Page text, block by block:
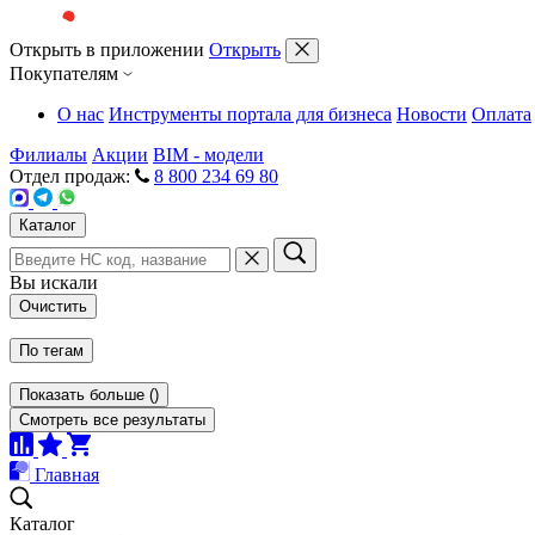
Открыть в приложении Открыть
Покупателям
О нас Инструменты портала для бизнеса Новости Оплата
Филиалы Акции BIM - модели
Отдел продаж:
8 800 234 69 80
Каталог
Вы искали
Очистить
По тегам
Показать больше ()
Смотреть все результаты
Главная
Каталог